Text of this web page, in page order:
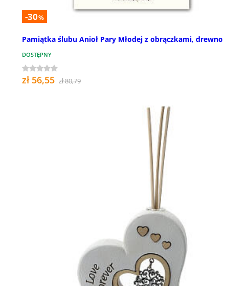
-30%
Pamiątka ślubu Anioł Pary Młodej z obrączkami, drewno
DOSTĘPNY
zł 56,55 zł 80,79